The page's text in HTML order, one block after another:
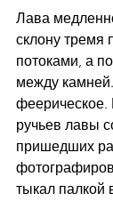
Лава
склону тремя
потоками, а
между
феерическое.
ручьев лавы
пришедших
тыкал палкой